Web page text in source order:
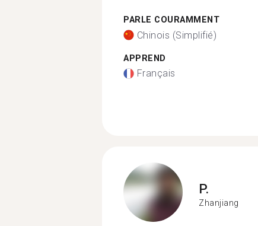
PARLE COURAMMENT
Chinois (Simplifié)
APPREND
Français
P.
Zhanjiang